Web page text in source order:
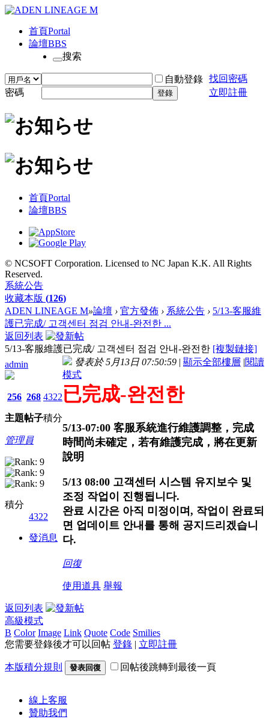
首頁Portal
論壇BBS
搜索
自動登錄 找回密碼
密碼
登錄 立即註冊
首頁Portal
論壇BBS
© NCSOFT Corporation. Licensed to NC Japan K.K. All Rights
Reserved.
系統公告
收藏本版 (126)
ADEN LINEAGE M»論壇 › 官方發佈 › 系統公告 › 5/13-客服維
護已完成/ 고객센터 점검 안내-완전한 ...
返回列表
5/13-客服維護已完成/ 고객센터 점검 안내-완전한 [複製鏈接]
admin
256
主題
268
帖子
4322
積分
管理員
積分
4322
發消息
發表於 5月13日 07:50:59 | 顯示全部樓層 |閱讀
模式
已完成-완전한
5/13-07:00 客服系統進行維護調整，完成
時間尚未確定，若有維護完成，將在更新
說明
5/13 08:00 고객센터 시스템 유지보수 및
조정 작업이 진행됩니다.
완료 시간은 아직 미정이며, 작업이 완료되
면 업데이트 안내를 통해 공지드리겠습니
다.
回復
使用道具 舉報
返回列表
高級模式
B Color Image Link Quote Code Smilies
您需要登錄後才可以回帖 登錄 | 立即註冊
本版積分規則 發表回復 回帖後跳轉到最後一頁
線上客服
贊助我們